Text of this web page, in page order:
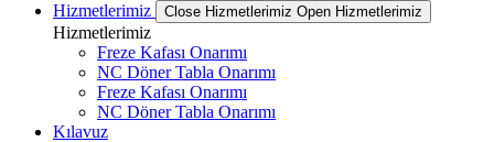
Hizmetlerimiz
Close Hizmetlerimiz Open Hizmetlerimiz
Hizmetlerimiz
Freze Kafası Onarımı
NC Döner Tabla Onarımı
Freze Kafası Onarımı
NC Döner Tabla Onarımı
Kılavuz